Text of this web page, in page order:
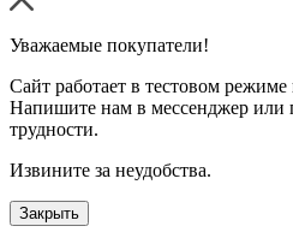
Уважаемые покупатели!
Сайт работает в тестовом
Напишите нам в мессенджер или
трудности.
Извините за неудобства.
Закрыть